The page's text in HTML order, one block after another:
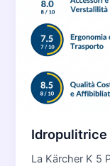
Idropulitrice
La Kärcher K 5